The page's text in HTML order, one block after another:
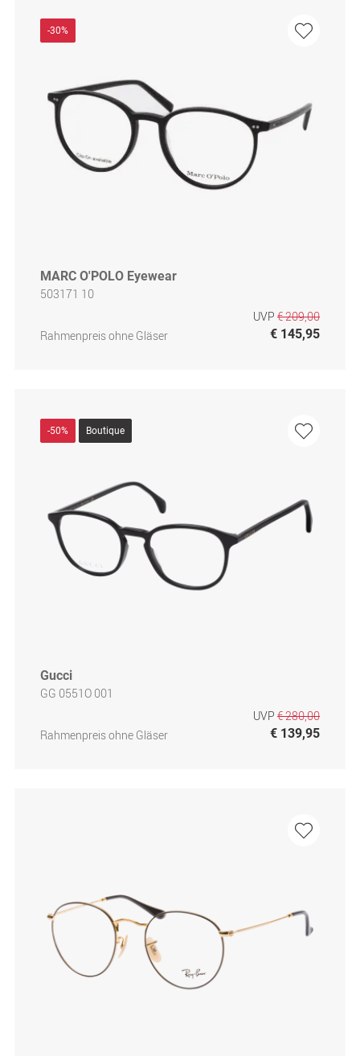
-30%
MARC O'POLO Eyewear
503171 10
Rahmenpreis ohne Gläser
UVP € 209,00
€ 145,95
-50% Boutique
Gucci
GG 0551O 001
Rahmenpreis ohne Gläser
UVP € 280,00
€ 139,95